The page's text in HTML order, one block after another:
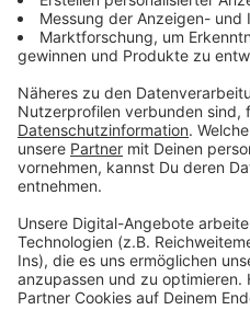
Das
nationales Drogenabwehr-
Außerdem sollen klare
z.B. wann die Bundeswehr
Der Flughafenverband
RP wird sie auch vom
„Flughäfen können und
Drohne von einem
ob es Teil einer hybriden
gegenüber der Zeitung.
sensible Bereiche. Direkt